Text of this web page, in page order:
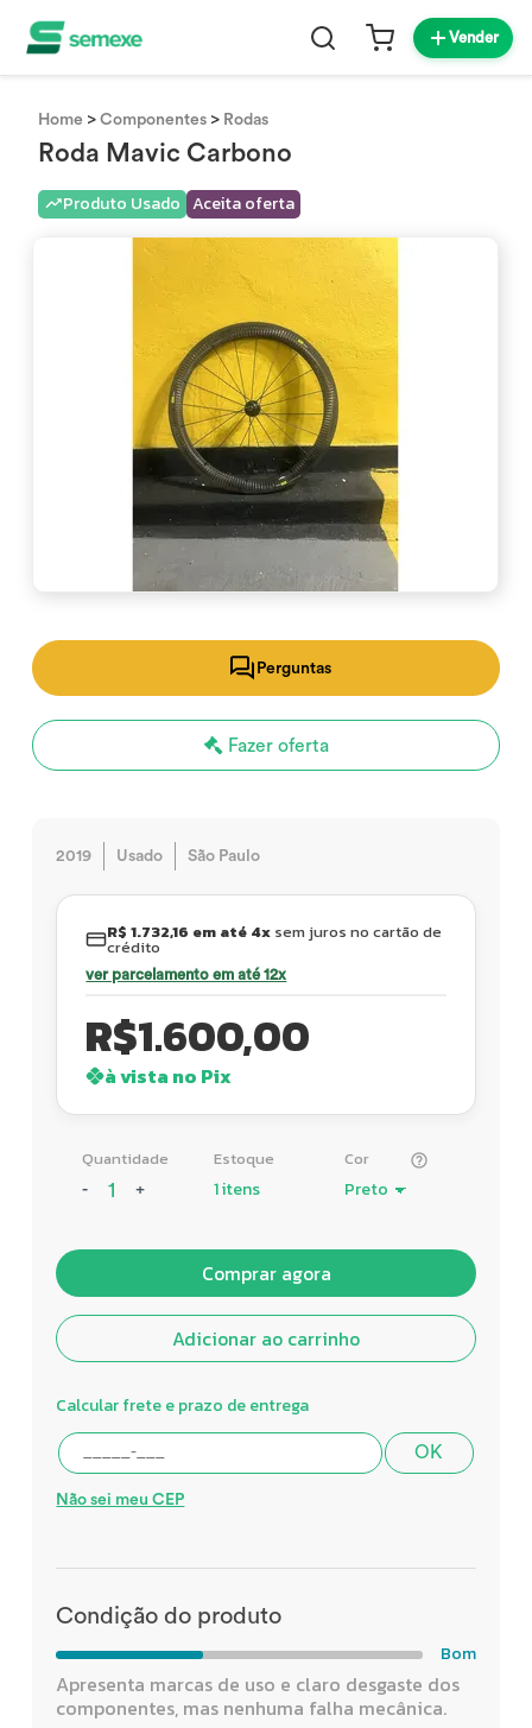
Vender
Home >Componentes > Rodas
Roda Mavic Carbono
Produto Usado Aceita oferta
Perguntas
Fazer oferta
2019 Usado São Paulo
R$ 1.732,16 em até 4xsem juros no cartão de
crédito
ver parcelamento em até 12x
R$1.600,00
à vista no Pix
Quantidade
- +
Estoque
1 itens
Cor
Comprar agora
Adicionar ao carrinho
Calcular frete e prazo de entrega
OK
Não sei meu CEP
Condição do produto
Bom
Apresenta marcas de uso e claro desgaste dos
componentes, mas nenhuma falha mecânica.